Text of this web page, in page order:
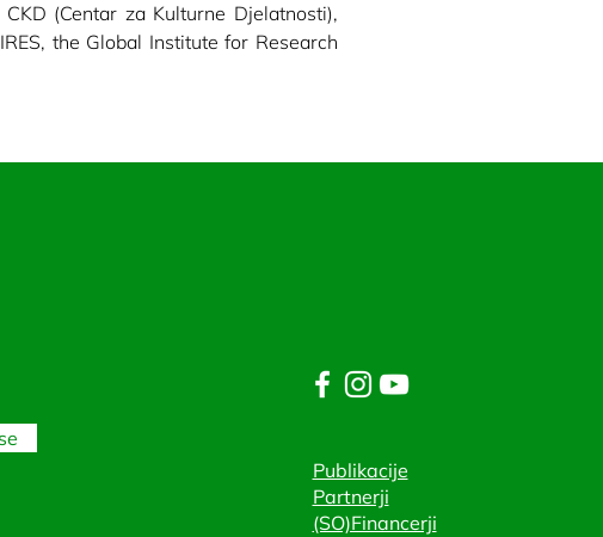
(Centar za Kulturne Djelatnosti),
the Global Institute for Research
Publikacije
Partnerji
(SO)Financerji